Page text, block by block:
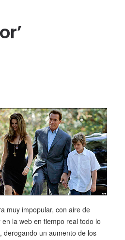
muy impopular, con aire de
la web en tiempo real todo lo
derogando un aumento de los